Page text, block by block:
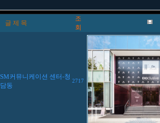
글 제 목
조
회
SM커뮤니케이션 센터-청
담동
2717